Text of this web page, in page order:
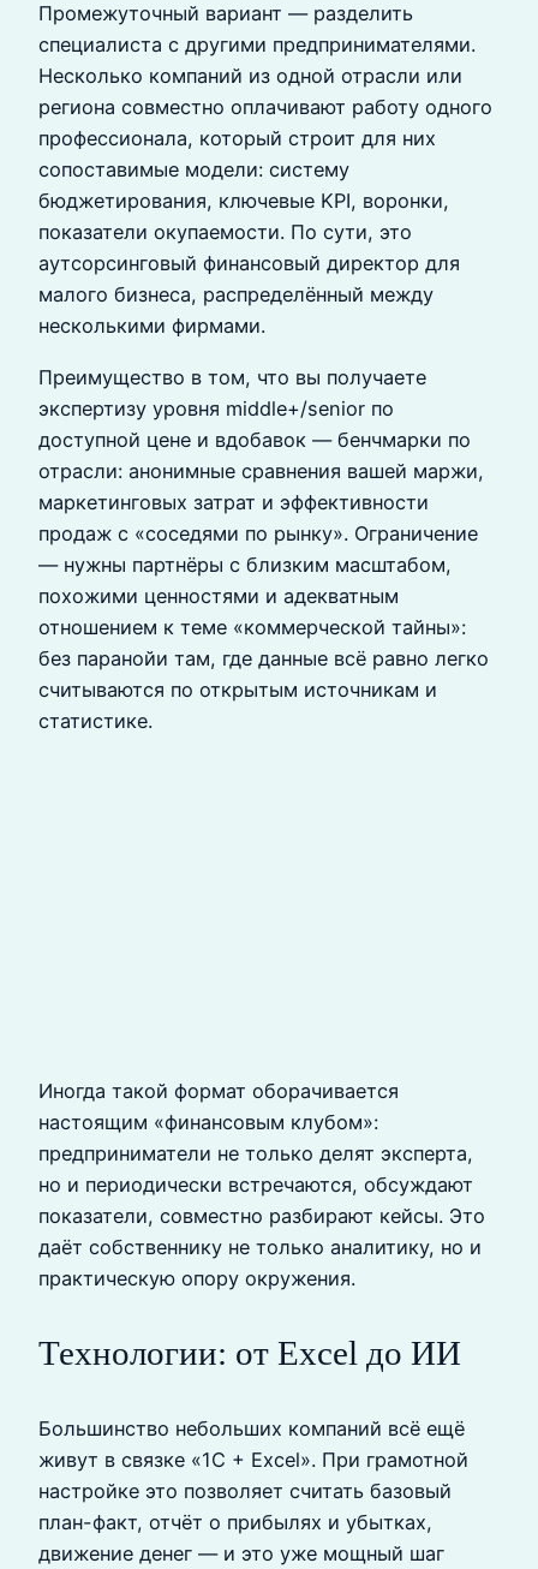
Промежуточный вариант — разделить
специалиста с другими предпринимателями.
Несколько компаний из одной отрасли или
региона совместно оплачивают работу одного
профессионала, который строит для них
сопоставимые модели: систему
бюджетирования, ключевые KPI, воронки,
показатели окупаемости. По сути, это
аутсорсинговый финансовый директор для
малого бизнеса, распределённый между
несколькими фирмами.
Преимущество в том, что вы получаете
экспертизу уровня middle+/senior по
доступной цене и вдобавок — бенчмарки по
отрасли: анонимные сравнения вашей маржи,
маркетинговых затрат и эффективности
продаж с «соседями по рынку». Ограничение
— нужны партнёры с близким масштабом,
похожими ценностями и адекватным
отношением к теме «коммерческой тайны»:
без паранойи там, где данные всё равно легко
считываются по открытым источникам и
статистике.
Иногда такой формат оборачивается
настоящим «финансовым клубом»:
предприниматели не только делят эксперта,
но и периодически встречаются, обсуждают
показатели, совместно разбирают кейсы. Это
даёт собственнику не только аналитику, но и
практическую опору окружения.
Технологии: от Excel до ИИ
Большинство небольших компаний всё ещё
живут в связке «1С + Excel». При грамотной
настройке это позволяет считать базовый
план-факт, отчёт о прибылях и убытках,
движение денег — и это уже мощный шаг